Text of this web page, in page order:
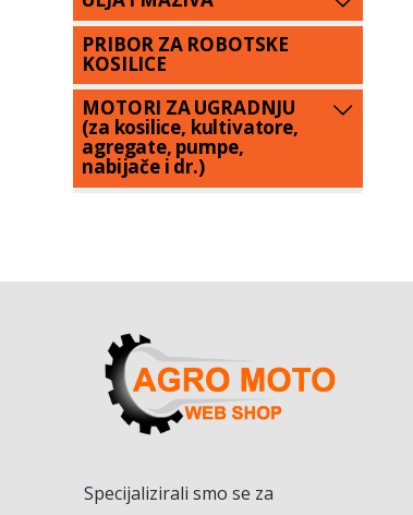
PRIBOR ZA ROBOTSKE
KOSILICE
MOTORI ZA UGRADNJU
(za kosilice, kultivatore,
agregate, pumpe,
nabijače i dr.)
Specijalizirali smo se za